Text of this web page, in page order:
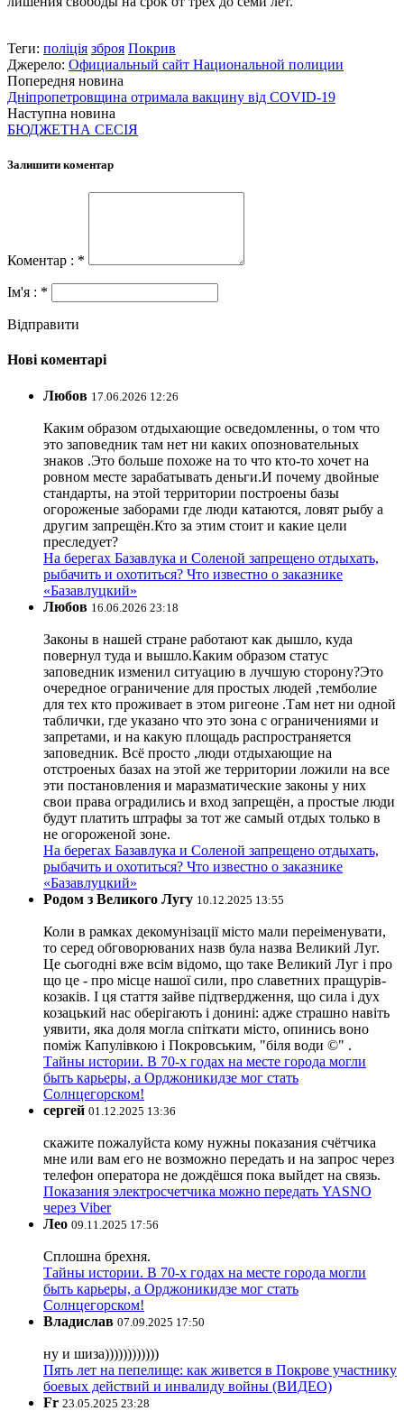
Теги: поліція зброя Покрив
Джерело: Официальный сайт Национальной полиции
Попередня новина
Дніпропетровщина отримала вакцину від COVID-19
Наступна новина
БЮДЖЕТНА СЕСІЯ
Залишити коментар
Коментар : *
Ім'я : *
Відправити
Нові коментарі
Любов 17.06.2026 12:26
Каким образом отдыхающие осведомленны, о том что
это заповедник там нет ни каких опозновательных
знаков .Это больше похоже на то что кто-то хочет на
ровном месте зарабатывать деньги.И почему двойные
стандарты, на этой территории построены базы
огороженые заборами где люди катаются, ловят рыбу а
другим запрещён.Кто за этим стоит и какие цели
преследует?
На берегах Базавлука и Соленой запрещено отдыхать,
рыбачить и охотиться? Что известно о заказнике
«Базавлуцкий»
Любов 16.06.2026 23:18
Законы в нашей стране работают как дышло, куда
повернул туда и вышло.Каким образом статус
заповедник изменил ситуацию в лучшую сторону?Это
очередное ограничение для простых людей ,темболие
для тех кто проживает в этом ригеоне .Там нет ни одной
таблички, где указано что это зона с ограничениями и
запретами, и на какую площадь распространяется
заповедник. Всё просто ,люди отдыхающие на
отстроеных базах на этой же территории ложили на все
эти постановления и маразматические законы у них
свои права оградились и вход запрещён, а простые люди
будут платить штрафы за тот же самый отдых только в
не огороженой зоне.
На берегах Базавлука и Соленой запрещено отдыхать,
рыбачить и охотиться? Что известно о заказнике
«Базавлуцкий»
Родом з Великого Лугу 10.12.2025 13:55
Коли в рамках декомунізації місто мали переіменувати,
то серед обговорюваних назв була назва Великий Луг.
Це сьогодні вже всім відомо, що таке Великий Луг і про
що це - про місце нашої сили, про славетних пращурів-
козаків. І ця стаття зайве підтвердження, що сила і дух
козацький нас оберігають і донині: адже страшно навіть
уявити, яка доля могла спіткати місто, опинись воно
поміж Капулівкою і Покровським, "біля води ©" .
Тайны истории. В 70-х годах на месте города могли
быть карьеры, а Орджоникидзе мог стать
Солнцегорском!
сергей 01.12.2025 13:36
скажите пожалуйста кому нужны показания счётчика
мне или вам его не возможно передать и на запрос через
телефон оператора не дождёшся пока выйдет на связь.
Показания электросчетчика можно передать YASNO
через Viber
Лео 09.11.2025 17:56
Сплошна брехня.
Тайны истории. В 70-х годах на месте города могли
быть карьеры, а Орджоникидзе мог стать
Солнцегорском!
Владислав 07.09.2025 17:50
ну и шиза))))))))))))
Пять лет на пепелище: как живется в Покрове участнику
боевых действий и инвалиду войны (ВИДЕО)
Fr 23.05.2025 23:28